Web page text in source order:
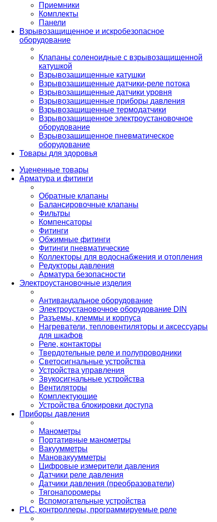
Приемники
Комплекты
Панели
Взрывозащищенное и искробезопасное
оборудование
Клапаны соленоидные с взрывозащищенной
катушкой
Взрывозащищенные катушки
Взрывозащищенные датчики-реле потока
Взрывозащищенные датчики уровня
Взрывозащищенные приборы давления
Взрывозащищенные термодатчики
Взрывозащищенное электроустановочное
оборудование
Взрывозащищенное пневматическое
оборудование
Товары для здоровья
Уцененные товары
Арматура и фитинги
Обратные клапаны
Балансировочные клапаны
Фильтры
Компенсаторы
Фитинги
Обжимные фитинги
Фитинги пневматические
Коллекторы для водоснабжения и отопления
Редукторы давления
Арматура безопасности
Электроустановочные изделия
Антивандальное оборудование
Электроустановочное оборудование DIN
Разъемы, клеммы и корпуса
Нагреватели, тепловентиляторы и аксессуары
для шкафов
Реле, контакторы
Твердотельные реле и полупроводники
Светосигнальные устройства
Устройства управления
Звукосигнальные устройства
Вентиляторы
Комплектующие
Устройства блокировки доступа
Приборы давления
Манометры
Портативные манометры
Вакуумметры
Мановакуумметры
Цифровые измерители давления
Датчики реле давления
Датчики давления (преобразователи)
Тягонапоромеры
Вспомогательные устройства
PLС, контроллеры, программируемые реле